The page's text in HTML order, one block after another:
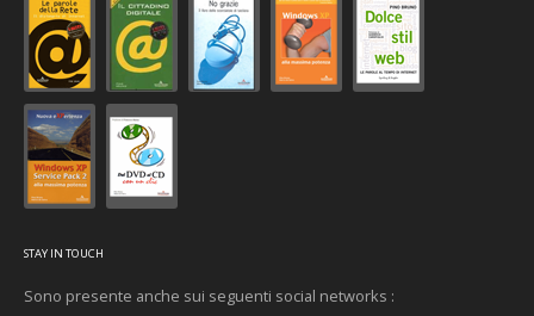
STAY IN TOUCH
Sono presente anche sui seguenti social networks :